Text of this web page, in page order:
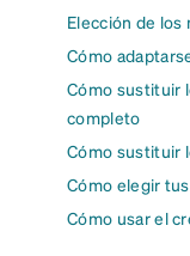
Elección de
Cómo
Cómo sustituir
completo
Cómo sustituir
Cómo elegir
Cómo usar el